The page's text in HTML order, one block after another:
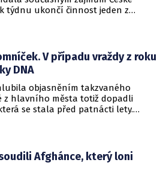
týdnu ukončí činnost jeden z
V případu vraždy z roku
DNA
objasněním takzvaného
z hlavního města totiž dopadli
se stala před patnácti lety.
Afghánce, který loni